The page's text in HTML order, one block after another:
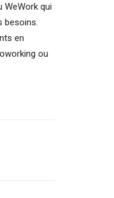
WeWork qui
besoins.
en
ou